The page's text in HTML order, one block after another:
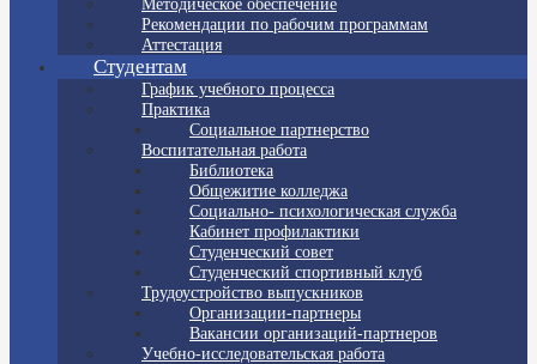
Методическое обеспечение
Рекомендации по рабочим программам
Аттестация
Студентам
График учебного процесса
Практика
Социальное партнерство
Воспитательная работа
Библиотека
Общежитие колледжа
Социально- психологическая служба
Кабинет профилактики
Студенческий совет
Студенческий спортивный клуб
Трудоустройство выпускников
Организации-партнеры
Вакансии организаций-партнеров
Учебно-исследовательская работа